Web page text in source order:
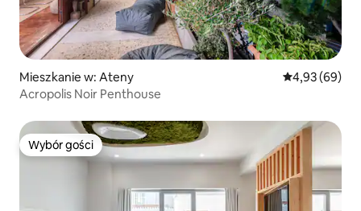
Mieszkanie w: Ateny Średnia
4,93 (69)
Acropolis Noir Penthouse
Wybór gości
Wybór gości